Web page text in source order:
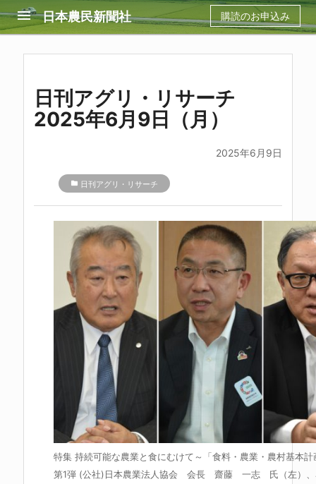
menu 日本農民新聞社 購読のお申込み
日刊アグリ・リサーチ
2025年6月9日（月）
2025年6月9日
folder 日刊アグリ・リサーチ
特集 持続可能な農業と食にむけて～「食料・農業・農村基本
第1弾 (公社)日本農業法人協会 会長 齋藤 一志 氏（左）